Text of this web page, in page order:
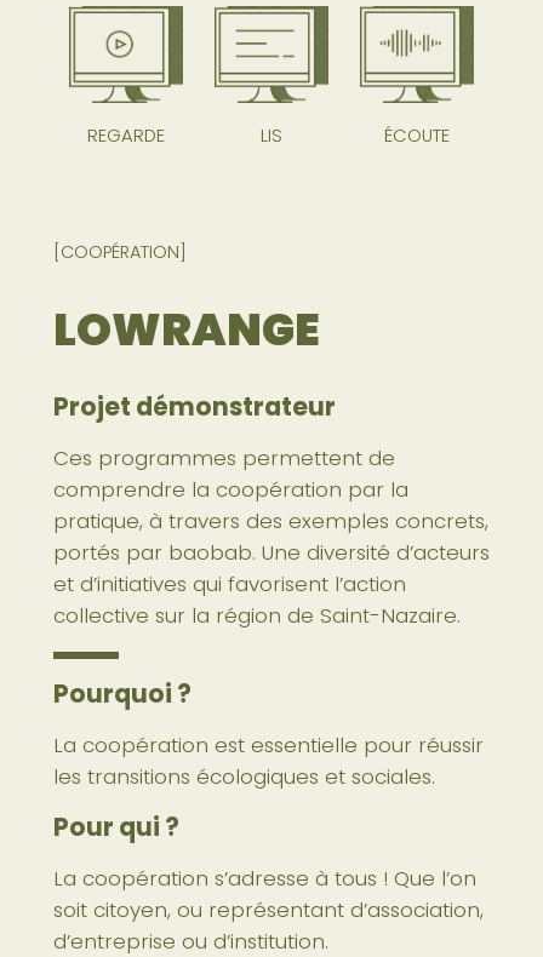
REGARDE LIS ÉCOUTE
[COOPÉRATION]
LOWRANGE
Projet démonstrateur
Ces programmes permettent de
comprendre la coopération par la
pratique, à travers des exemples concrets,
portés par baobab. Une diversité d’acteurs
et d’initiatives qui favorisent l’action
collective sur la région de Saint-Nazaire.
Pourquoi ?
La coopération est essentielle pour réussir
les transitions écologiques et sociales.
Pour qui ?
La coopération s’adresse à tous ! Que l’on
soit citoyen, ou représentant d’association,
d’entreprise ou d’institution.